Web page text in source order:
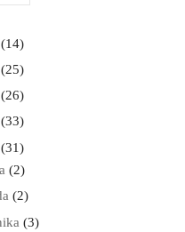
(14)
(25)
(26)
(33)
(31)
(2)
(2)
(3)